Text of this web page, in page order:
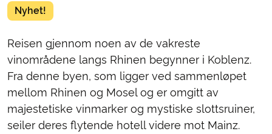
Nyhet!
Reisen gjennom noen av de vakreste
vinområdene langs Rhinen begynner i Koblenz.
Fra denne byen, som ligger ved sammenløpet
mellom Rhinen og Mosel og er omgitt av
majestetiske vinmarker og mystiske slottsruiner,
seiler deres flytende hotell videre mot Mainz.